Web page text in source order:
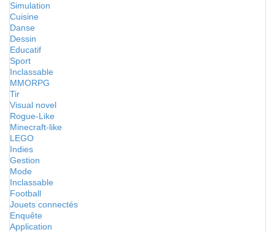
Simulation
Cuisine
Danse
Dessin
Educatif
Sport
Inclassable
MMORPG
Tir
Visual novel
Rogue-Like
Minecraft-like
LEGO
Indies
Gestion
Mode
Inclassable
Football
Jouets connectés
Enquête
Application